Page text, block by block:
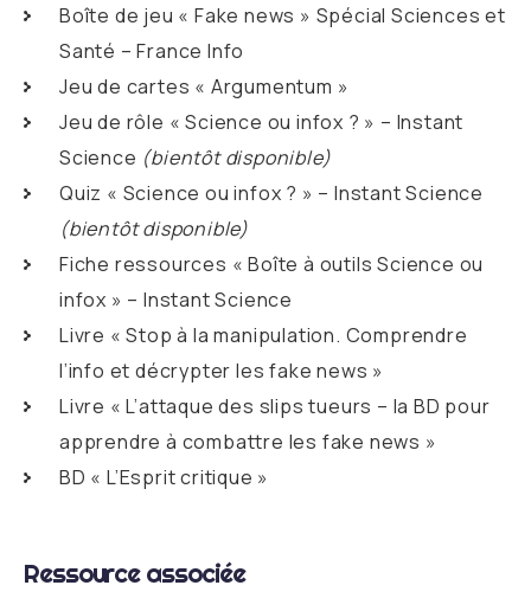
Boîte de jeu « Fake news » Spécial Sciences et
Santé – France Info
Jeu de cartes « Argumentum »
Jeu de rôle « Science ou infox ? » – Instant
Science (bientôt disponible)
Quiz « Science ou infox ? » – Instant Science
(bientôt disponible)
Fiche ressources « Boîte à outils Science ou
infox » – Instant Science
Livre « Stop à la manipulation. Comprendre
l’info et décrypter les fake news »
Livre « L’attaque des slips tueurs – la BD pour
apprendre à combattre les fake news »
BD « L’Esprit critique »
Ressource associée